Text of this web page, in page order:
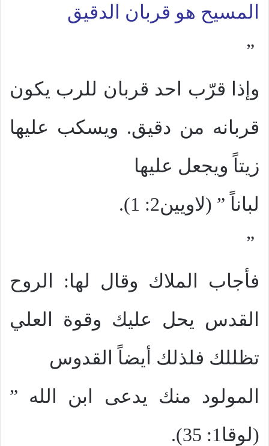
المسيح هو قربان الدقيق
”
وإذا قرّب احد قربان للرب يكون
قربانه من دقيق. ويسكب عليها
زيتاً ويجعل عليها
لباناً ” (لاويين2: 1).
”
فأجاب الملاك وقال لها: الروح
القدس يحل عليك وقوة العلي
تظللك فلذلك أيضاً القدوس
المولود منك يدعى ابن الله ”
(لوقا1: 35).